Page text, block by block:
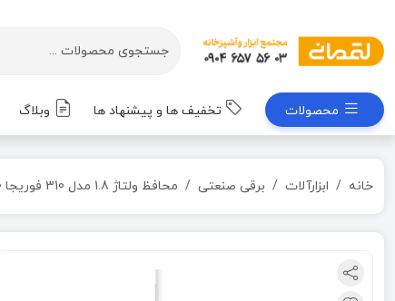
محصولات تخفیف ها و پیشنهاد ها وبلاگ
خانه ابزارآلات برقی صنعتی محافظ ولتاژ 1.8 مدل 310 فوریجا 10 آمپر پیشرانه محافظ